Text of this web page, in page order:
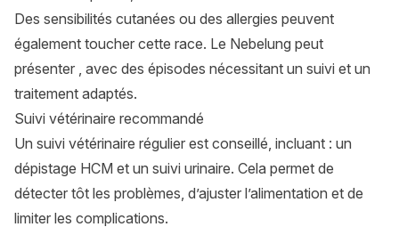
Des sensibilités cutanées ou des allergies peuvent
également toucher cette race. Le Nebelung peut
présenter , avec des épisodes nécessitant un suivi et un
traitement adaptés.
Suivi vétérinaire recommandé
Un suivi vétérinaire régulier est conseillé, incluant : un
dépistage HCM et un suivi urinaire. Cela permet de
détecter tôt les problèmes, d’ajuster l’alimentation et de
limiter les complications.